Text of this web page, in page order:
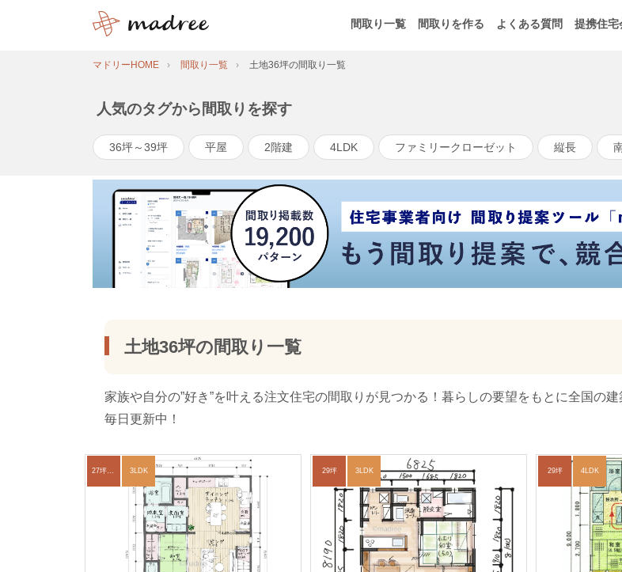
間取り一覧 間取りを作る よくある質問 提携住宅
マドリーHOME 間取り一覧 土地36坪の間取り一覧
人気のタグから間取りを探す
36坪～39坪 平屋 2階建 4LDK ファミリークローゼット 縦長
土地36坪の間取り一覧
家族や自分の”好き”を叶える注文住宅の間取りが見つかる！暮らしの要望をもとに全国の
毎日更新中！
27坪〜30坪 3LDK 29坪 3LDK 29坪 4LDK